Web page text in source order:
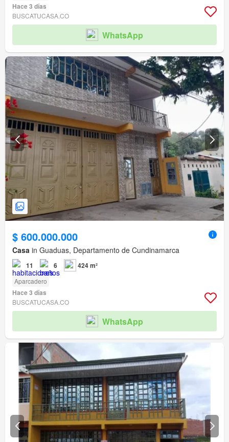
Hace 3 días
BUSCATUCASA.CO
WhatsApp
$ 600.000.000
Casa in Guaduas, Departamento de Cundinamarca
11 6 424 m²
Aparcadero
Hace 3 días
BUSCATUCASA.CO
WhatsApp